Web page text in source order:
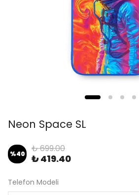
Neon Space SL
%40 ₺ 699.00
₺ 419.40
Telefon Modeli